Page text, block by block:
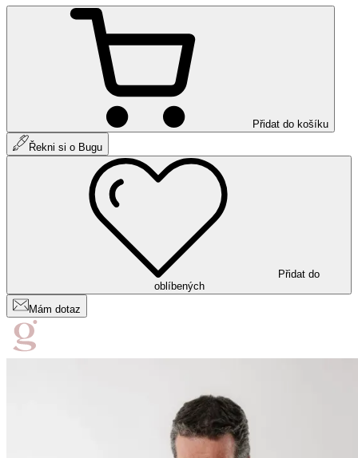
Přidat do košíku
Řekni si o Bugu
Přidat do
oblíbených
Mám dotaz